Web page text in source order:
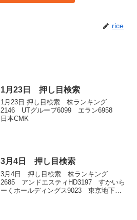
rice
1月23日 押し目検索
1月23日 押し目検索 株ランキング
2146 UTグループ6099 エラン6958
日本CMK
3月4日 押し目検索
3月4日 押し目検索 株ランキング
2685 アンドエスティHD3197 すかいら
ーくホールディングス9023 東京地下鉄